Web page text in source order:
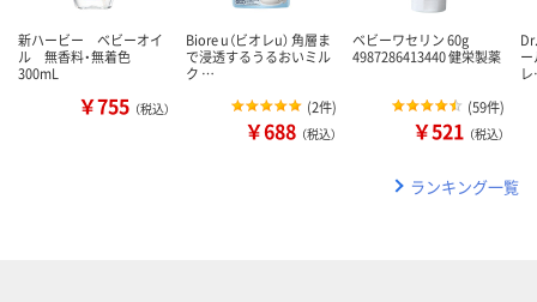
新ハービー ベビーオイ
ル 無香料・無着色
300mL
￥755 （税込）
Biore u（ビオレu） 角層ま
で浸透するうるおいミル
ク …
(2件)
￥688 （税込）
ベビーワセリン 60g
4987286413440 健栄製薬
(59件)
￥521 （税込）
ー
ランキング一覧